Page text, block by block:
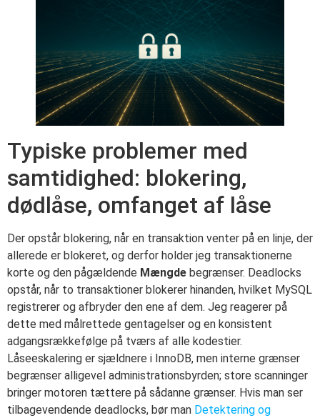
Typiske problemer med
samtidighed: blokering,
dødlåse, omfanget af låse
Der opstår blokering, når en transaktion venter på en linje, der
allerede er blokeret, og derfor holder jeg transaktionerne
korte og den pågældende Mængde begrænser. Deadlocks
opstår, når to transaktioner blokerer hinanden, hvilket MySQL
registrerer og afbryder den ene af dem. Jeg reagerer på
dette med målrettede gentagelser og en konsistent
adgangsrækkefølge på tværs af alle kodestier.
Låseeskalering er sjældnere i InnoDB, men interne grænser
begrænser alligevel administrationsbyrden; store scanninger
bringer motoren tættere på sådanne grænser. Hvis man ser
tilbagevendende deadlocks, bør man Detektering og